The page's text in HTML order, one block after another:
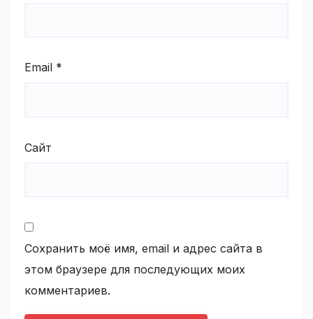
Email *
Сайт
Сохранить моё имя, email и адрес сайта в
этом браузере для последующих моих
комментариев.